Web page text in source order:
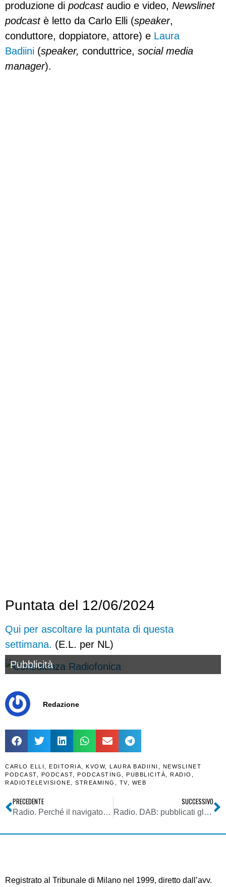
produzione di podcastaudio e video, Newslinet
podcastè letto da Carlo Elli (speaker,
conduttore, doppiatore, attore) e Laura
Badiini (speaker, conduttrice, social media
manager).
Puntata del 12/06/2024
Qui per ascoltare la puntata di questa
settimana. (E.L. per NL)
Pubblicità
Redazione
CARLO ELLI EDITORIA KVOW, LAURA BADIINI
NEWSLINET
PODCAST
PODCAST PODCASTING PUBBLICITÀ RADIO
RADIOTELEVISIONE
STREAMING TV, WEB
PRECEDENTE
Radio. Perché il navigatore in auto incentiverà l’ascolto radio (NB la viabilità non c’entra nulla). Retroscena dell’evoluzione automotive
SUCCESSIVO
Radio. DAB: pubblicati gli elenchi delle manifestazioni di interesse per Lombardia, Umbria e Sicilia. Beauty contest in Lombardia e Sicilia
Registrato al Tribunale di Milano nel 1999, diretto dall’avv.